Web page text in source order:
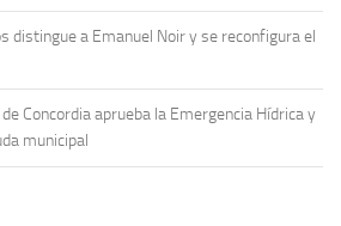
distingue a Emanuel Noir y se reconfigura el
Concordia aprueba la Emergencia Hídrica y
municipal